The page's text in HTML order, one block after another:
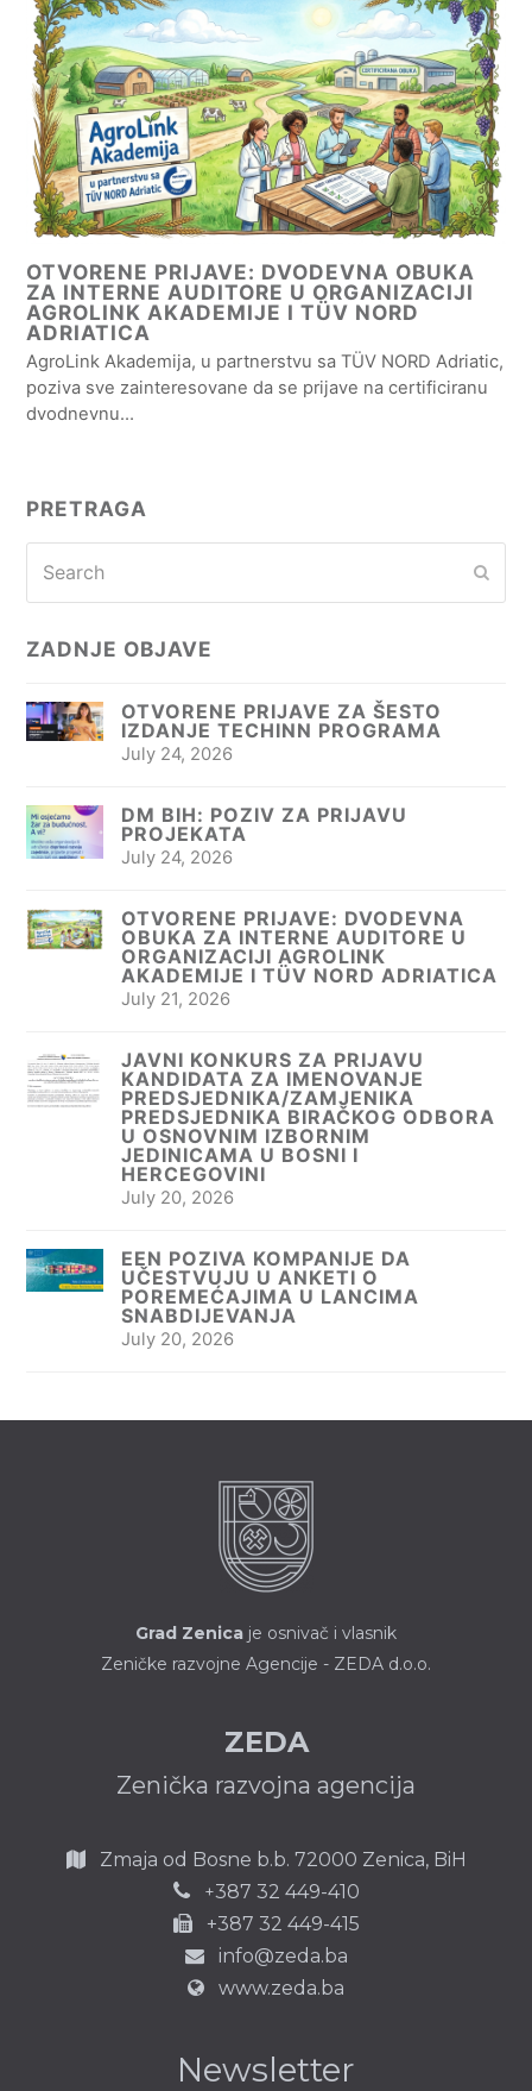
OTVORENE PRIJAVE: DVODEVNA OBUKA
ZA INTERNE AUDITORE U ORGANIZACIJI
AGROLINK AKADEMIJE I TÜV NORD
ADRIATICA
AgroLink Akademija, u partnerstvu sa TÜV NORD Adriatic,
poziva sve zainteresovane da se prijave na certificiranu
dvodnevnu…
PRETRAGA
ZADNJE OBJAVE
OTVORENE PRIJAVE ZA ŠESTO
IZDANJE TECHINN PROGRAMA
July 24, 2026
DM BIH: POZIV ZA PRIJAVU
PROJEKATA
July 24, 2026
OTVORENE PRIJAVE: DVODEVNA
OBUKA ZA INTERNE AUDITORE U
ORGANIZACIJI AGROLINK
AKADEMIJE I TÜV NORD ADRIATICA
July 21, 2026
JAVNI KONKURS ZA PRIJAVU
KANDIDATA ZA IMENOVANJE
PREDSJEDNIKA/ZAMJENIKA
PREDSJEDNIKA BIRAČKOG ODBORA
U OSNOVNIM IZBORNIM
JEDINICAMA U BOSNI I
HERCEGOVINI
July 20, 2026
EEN POZIVA KOMPANIJE DA
UČESTVUJU U ANKETI O
POREMEĆAJIMA U LANCIMA
SNABDIJEVANJA
July 20, 2026
Grad Zenica je osnivač i vlasnik
Zeničke razvojne Agencije - ZEDA d.o.o.
ZEDA
Zenička razvojna agencija
Zmaja od Bosne b.b. 72000 Zenica, BiH
+387 32 449-410
+387 32 449-415
info@zeda.ba
www.zeda.ba
Newsletter